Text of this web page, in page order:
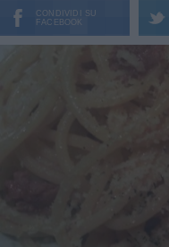
CONDIVIDI SU
FACEBOOK